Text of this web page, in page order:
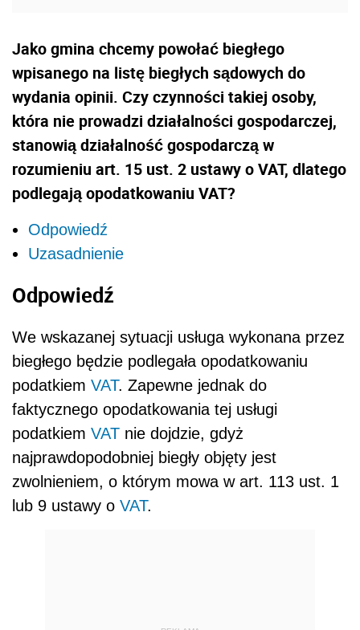
Jako gmina chcemy powołać biegłego
wpisanego na listę biegłych sądowych do
wydania opinii. Czy czynności takiej osoby,
która nie prowadzi działalności gospodarczej,
stanowią działalność gospodarczą w
rozumieniu art. 15 ust. 2 ustawy o VAT, dlatego
podlegają opodatkowaniu VAT?
Odpowiedź
Uzasadnienie
Odpowiedź
We wskazanej sytuacji usługa wykonana przez
biegłego będzie podlegała opodatkowaniu
podatkiem VAT. Zapewne jednak do
faktycznego opodatkowania tej usługi
podatkiem VAT nie dojdzie, gdyż
najprawdopodobniej biegły objęty jest
zwolnieniem, o którym mowa w art. 113 ust. 1
lub 9 ustawy o VAT.